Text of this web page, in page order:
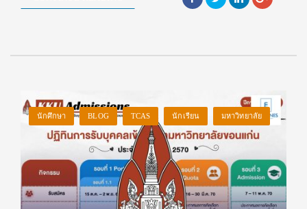
นักศึกษา BLOG TCAS นักเรียน มหาวิทยาลัย